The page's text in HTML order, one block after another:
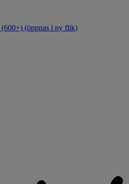
(600+) (öppnas i ny flik)